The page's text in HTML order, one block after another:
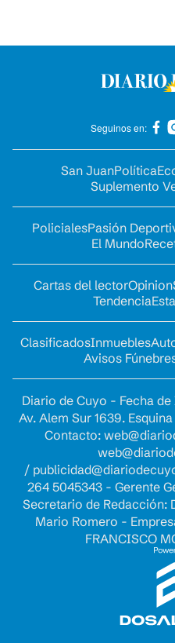
Seguinos en:
San JuanPolítica
Suplemento
PolicialesPasión
El Mundo
Cartas del lectorOpinion
Tendencia
ClasificadosInmuebles
Avisos
Diario de Cuyo - Fecha
Av. Alem Sur 1639.
Contacto:
/
264 5045343 - Gerente
Secretario de Redacción:
Mario Romero -
FRANCISCO